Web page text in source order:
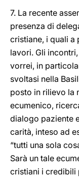
7. La recente
presenza di
cristiane, i quali a
lavori. Gli
vorrei, in
svoltasi nella
posto in rilievo la
ecumenico,
dialogo paziente
carità, inteso ad
“tutti una sola
Sarà un tale
cristiani i credibili